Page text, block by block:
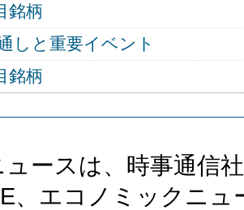
銘柄
しと重要イベント
銘柄
ースは、時事通信
、エコノミックニ